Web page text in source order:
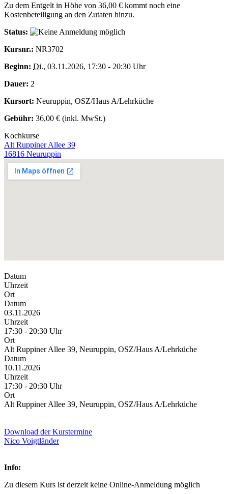
Zu dem Entgelt in Höhe von 36,00 € kommt noch eine
Kostenbeteiligung an den Zutaten hinzu.
Status:
Kursnr.: NR3702
Beginn: Di., 03.11.2026, 17:30 - 20:30 Uhr
Dauer: 2
Kursort: Neuruppin, OSZ/Haus A/Lehrküche
Gebühr: 36,00 € (inkl. MwSt.)
Kochkurse
Alt Ruppiner Allee 39
16816 Neuruppin
Datum
Uhrzeit
Ort
Datum
03.11.2026
Uhrzeit
17:30 - 20:30 Uhr
Ort
Alt Ruppiner Allee 39, Neuruppin, OSZ/Haus A/Lehrküche
Datum
10.11.2026
Uhrzeit
17:30 - 20:30 Uhr
Ort
Alt Ruppiner Allee 39, Neuruppin, OSZ/Haus A/Lehrküche
Download der Kurstermine
Nico Voigtländer
Info:
Zu diesem Kurs ist derzeit keine Online-Anmeldung möglich